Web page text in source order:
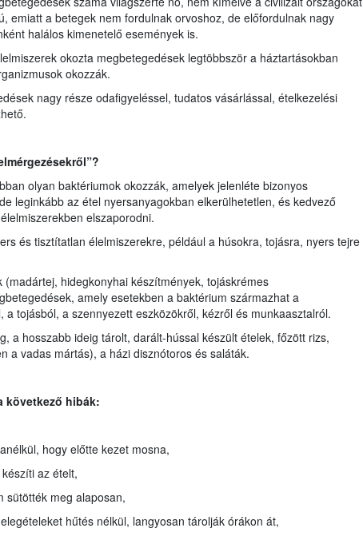
emiatt a betegek nem fordulnak orvoshoz, de előfordulnak nagy
halálos kimenetelő események is.
okozta megbetegedések legtöbbször a háztartásokban
okozzák.
nagy része odafigyeléssel, tudatos vásárlással, ételkezelési
olyan baktériumok okozzák, amelyek jelenléte bizonyos
leginkább az étel nyersanyagokban elkerülhetetlen, és kedvező
elszaporodni.
és tisztítatlan élelmiszerekre, például a húsokra, tojásra, nyers tejre
hidegkonyhai készítmények, tojáskrémes
amely esetekben a baktérium származhat a
tojásból, a szennyezett eszközökről, kézről és munkaasztalról.
a hosszabb ideig tárolt, darált-hússal készült ételek, főzött rizs,
a vadas mártás), a házi disznótoros és saláták.
következő hibák:
hogy előtte kezet mosna,
az ételt,
sütötték meg alaposan,
hűtés nélkül, langyosan tárolják órákon át,